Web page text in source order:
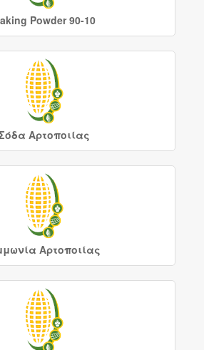
Powder 90-10
Αρτοποιίας
Αρτοποιίας